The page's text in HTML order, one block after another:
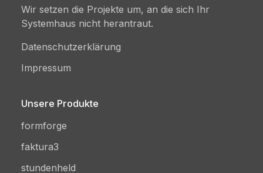
Wir setzen die Projekte um, an die sich Ihr
Systemhaus nicht herantraut.
Datenschutzerklärung
Impressum
Unsere Produkte
formforge
faktura3
stundenheld